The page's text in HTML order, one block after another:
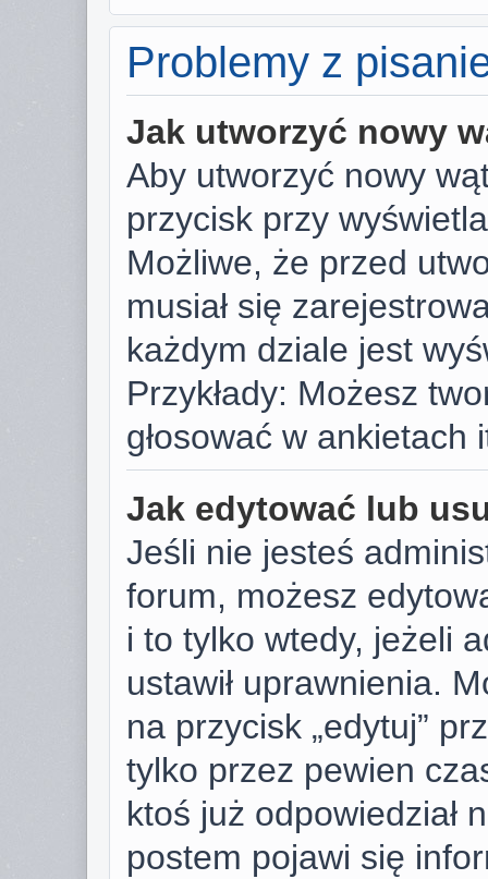
Problemy z
Jak utworzyć nowy
Aby utworzyć nowy
przycisk przy
Możliwe, że przed
musiał się
każdym dziale jest
Przykłady: Możesz
głosować w ankietach
Jak edytować lub
Jeśli nie jesteś
forum, możesz
i to tylko wtedy, jeżeli
ustawił uprawnienia.
na przycisk „edytuj”
tylko przez pewien
ktoś już odpowiedział
postem pojawi się